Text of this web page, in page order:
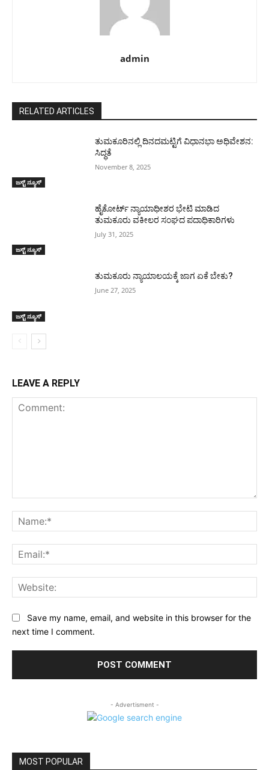
admin
RELATED ARTICLES
ಜಸ್ಟ್ ನ್ಯೂಸ್
ತುಮಕೂರಿನಲ್ಲಿ ದಿನದಮಟ್ಟಿಗೆ ವಿಧಾನಭಾ ಅಧಿವೇಶನ:
ಸಿದ್ಧತೆ
November 8, 2025
ಜಸ್ಟ್ ನ್ಯೂಸ್
ಹೈಕೋರ್ಟ್ ನ್ಯಾಯಾಧೀಶರ ಭೇಟಿ ಮಾಡಿದ
ತುಮಕೂರು ವಕೀಲರ ಸಂಘದ ಪದಾಧಿಕಾರಿಗಳು
July 31, 2025
ಜಸ್ಟ್ ನ್ಯೂಸ್
ತುಮಕೂರು ನ್ಯಾಯಾಲಯಕ್ಕೆ ಜಾಗ ಏಕೆ ಬೇಕು?
June 27, 2025
LEAVE A REPLY
Save my name, email, and website in this browser for the
next time I comment.
- Advertisment -
MOST POPULAR